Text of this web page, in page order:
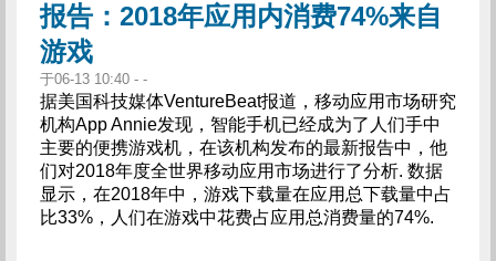
报告：2018年应用内消费74%来自
游戏
于06-13 10:40 - -
据美国科技媒体VentureBeat报道，移动应用市场研究
机构App Annie发现，智能手机已经成为了人们手中
主要的便携游戏机，在该机构发布的最新报告中，他
们对2018年度全世界移动应用市场进行了分析. 数据
显示，在2018年中，游戏下载量在应用总下载量中占
比33%，人们在游戏中花费占应用总消费量的74%.